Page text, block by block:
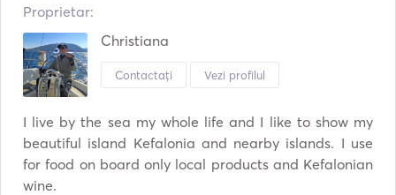
Proprietar:
Christiana
Contactați Vezi profilul
I live by the sea my whole life and I like to show my
beautiful island Kefalonia and nearby islands. I use
for food on board only local products and Kefalonian
wine.